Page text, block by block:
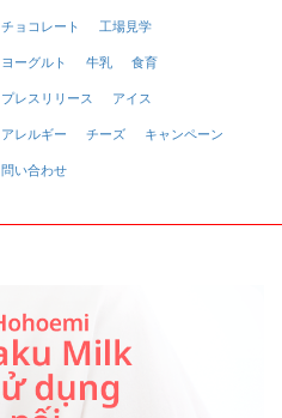
チョコレート 工場見学
ヨーグルト 牛乳 食育
プレスリリース アイス
アレルギー チーズ キャンペーン
問い合わせ